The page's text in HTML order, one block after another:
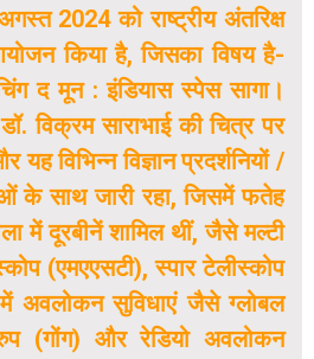
2024 को राष्ट्रीय अंतरिक्ष
किया है, जिसका विषय है-
द मून : इंडियास स्पेस सागा।
विक्रम साराभाई की चित्र पर
यह विभिन्न विज्ञान प्रदर्शनियों /
के साथ जारी रहा, जिसमें फतेह
में दूरबीनें शामिल थीं, जैसे मल्टी
(एमएएसटी), स्पार टेलीस्कोप
अवलोकन सुविधाएं जैसे ग्लोबल
(गोंग) और रेडियो अवलोकन